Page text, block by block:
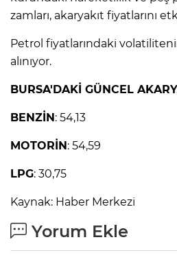
zamları, akaryakıt fiyatlarını
Petrol fiyatlarındaki
alınıyor.
BURSA'DAKİ GÜNCEL
BENZİN: 54,13
MOTORİN: 54,59
LPG: 30,75
Kaynak: Haber Merkezi
Yorum Ekle